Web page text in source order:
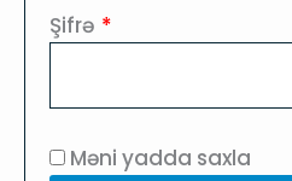
Şifrə *
Məni yadda saxla